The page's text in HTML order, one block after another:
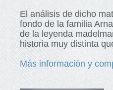
El análisis de dicho
fondo de la familia
de la leyenda
historia muy distinta
Más información y